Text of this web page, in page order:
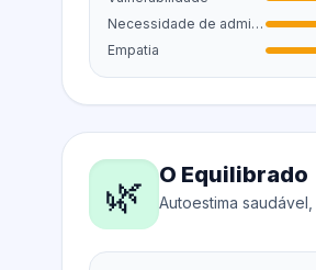
Necessidade de admiração
Empatia
🌿 O Equilibrado
Autoestima